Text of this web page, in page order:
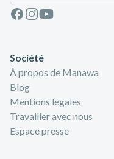
Facebook
Instagram
Youtube
Société
À propos de Manawa
Blog
Mentions légales
Travailler avec nous
Espace presse